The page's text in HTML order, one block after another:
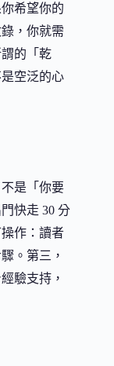
希望你的
，你就需
的「乾
空泛的心
是「你要
快走 30 分
作：讀者
。第三，
驗支持，